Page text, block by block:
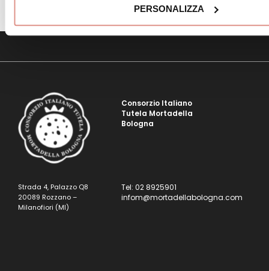
PERSONALIZZA
Consorzio Italiano
Tutela Mortadella
Bologna
Strada 4, Palazzo Q8
20089 Rozzano –
Milanofiori (MI)
Tel: 02 8925901
infom@mortadellabologna.com